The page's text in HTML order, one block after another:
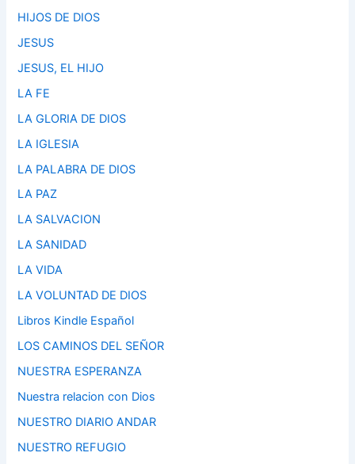
HIJOS DE DIOS
JESUS
JESUS, EL HIJO
LA FE
LA GLORIA DE DIOS
LA IGLESIA
LA PALABRA DE DIOS
LA PAZ
LA SALVACION
LA SANIDAD
LA VIDA
LA VOLUNTAD DE DIOS
Libros Kindle Español
LOS CAMINOS DEL SEÑOR
NUESTRA ESPERANZA
Nuestra relacion con Dios
NUESTRO DIARIO ANDAR
NUESTRO REFUGIO